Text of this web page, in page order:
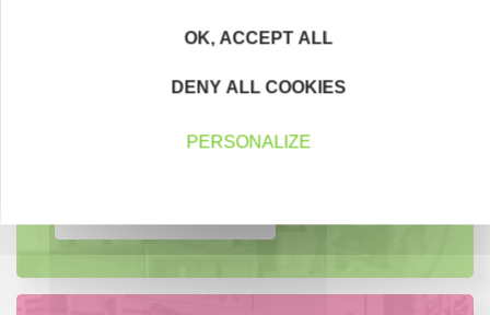
Vous souhaitez aider de jeunes
OK, ACCEPT ALL
DENY ALL COOKIES
PERSONALIZE